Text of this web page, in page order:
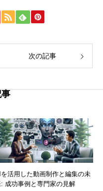
次の記事
事
活用した動画制作と編集の未
成功事例と専門家の見解